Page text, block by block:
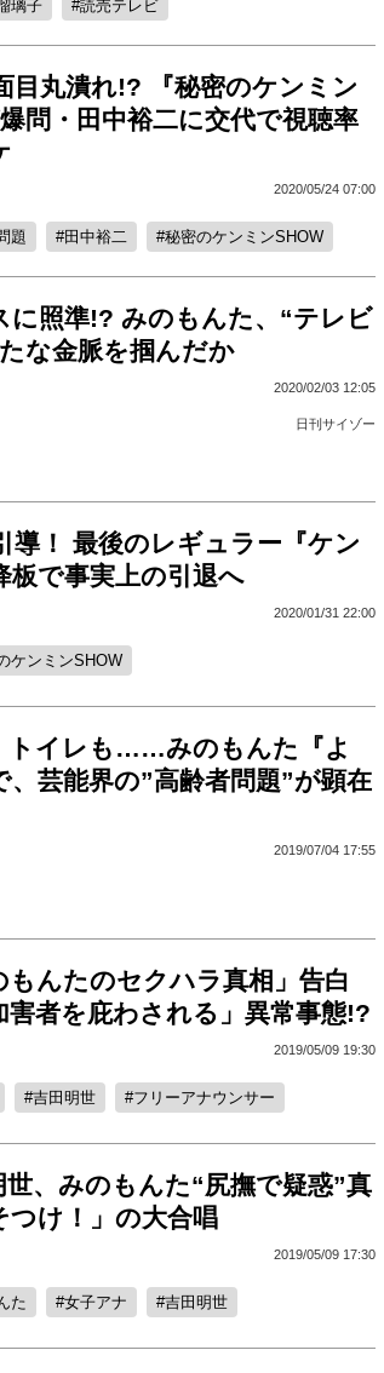
璃子 読売テレビ
目丸潰れ!? 『秘密のケンミン
問・田中裕二に交代で視聴率
2020/05/24 07:00
題 田中裕二 秘密のケンミンSHOW
に照準!? みのもんた、“テレビ
な金脈を掴んだか
2020/02/03 12:05
日刊サイゾー
導！ 最後のレギュラー『ケン
板で事実上の引退へ
2020/01/31 22:00
ケンミンSHOW
トイレも……みのもんた『よ
、芸能界の”高齢者問題”が顕在
2019/07/04 17:55
もんたのセクハラ真相」告白
害者を庇わされる」異常事態!?
2019/05/09 19:30
吉田明世 フリーアナウンサー
世、みのもんた“尻撫で疑惑”真
つけ！」の大合唱
2019/05/09 17:30
た 女子アナ 吉田明世